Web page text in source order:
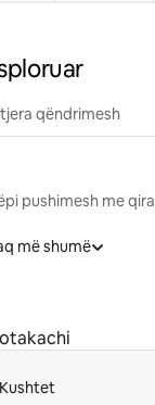
qëndrimesh
pushimesh me qira
më shumë
Kushtet